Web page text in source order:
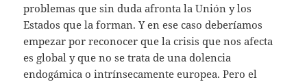
problemas que sin duda afronta la Unión y los
Estados que la forman. Y en ese caso deberíamos
empezar por reconocer que la crisis que nos afecta
es global y que no se trata de una dolencia
endogámica o intrínsecamente europea. Pero el